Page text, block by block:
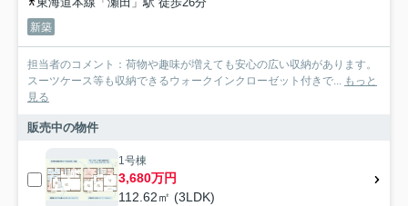
新築
担当者のコメント：荷物や趣味が増えても安心の広い収納があります。
スーツケース等も収納できるウォークインクローゼット付きで... もっと
見る
販売中の物件
1号棟
3,680万円
112.62㎡ (3LDK)